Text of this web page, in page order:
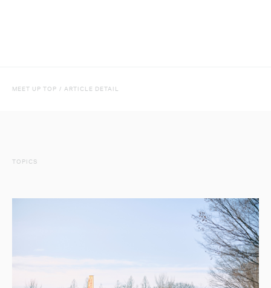
MEET UP TOP / ARTICLE DETAIL
TOPICS